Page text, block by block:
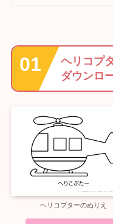
ヘリコプ
ダウンロ
ヘリコプターのぬりえ